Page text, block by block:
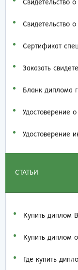
Свидетельство
Свидетельство
Сертификат
Заказать
Бланк диплома
Удостоверение
Удостоверение
СТАТЬИ
Купить диплом
Купить диплом
Где купить